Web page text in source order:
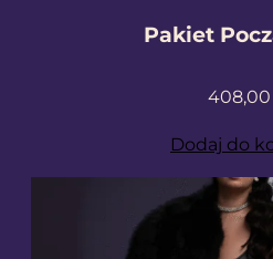
Pakiet
408,00
Dodaj do